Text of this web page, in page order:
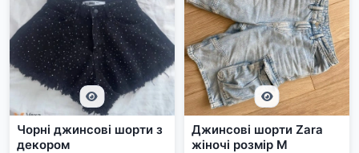
Чорні джинсові шорти з
декором
Джинсові шорти Zara
жіночі розмір M